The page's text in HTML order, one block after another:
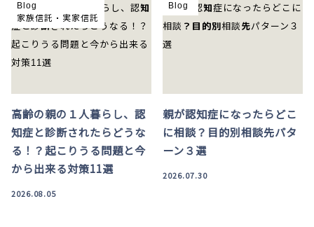
高齢の親の１人暮らし、認
知症と診断されたらどうな
る！？起こりうる問題と今
から出来る対策11選
2026.08.05
Blog
家族信託・実家信託
親が認知症になったらどこ
に相談？目的別相談先パタ
ーン３選
2026.07.30
Blog